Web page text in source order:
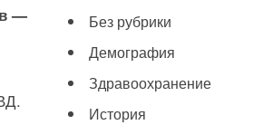
—
Без рубрики
Демография
Здравоохранение
История